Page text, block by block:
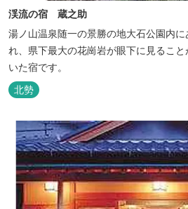
渓流の宿 蔵之助
湯ノ山温泉随一の景勝の地大石公園内
れ、県下最大の花崗岩が眼下に見るこ
いた宿です。
北勢